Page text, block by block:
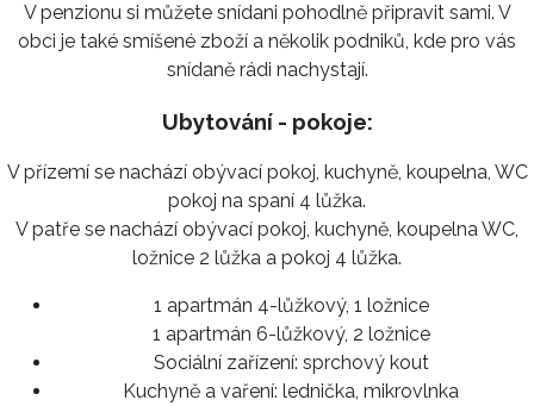
V penzionu si můžete snídani pohodlně připravit sami. V
obci je také smíšené zboží a několik podniků, kde pro vás
snídaně rádi nachystají.
Ubytování - pokoje:
V přízemí se nachází obývací pokoj, kuchyně, koupelna, WC
pokoj na spaní 4 lůžka.
V patře se nachází obývací pokoj, kuchyně, koupelna WC,
ložnice 2 lůžka a pokoj 4 lůžka.
1 apartmán 4-lůžkový, 1 ložnice
1 apartmán 6-lůžkový, 2 ložnice
Sociální zařízení: sprchový kout
Kuchyně a vaření: lednička, mikrovlnka